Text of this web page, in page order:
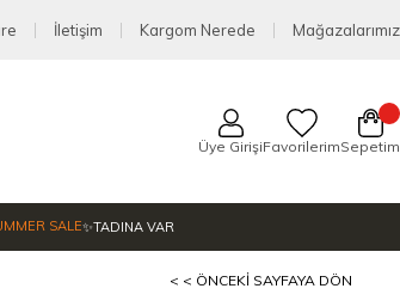
İletişim Kargom Nerede Mağazalarımız
Üye GirişiFavorilerimSepetim
SALE✨TADINA VAR
< < ÖNCEKI SAYFAYA DÖN